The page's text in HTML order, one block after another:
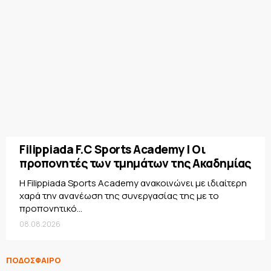
Filippiada F.C Sports Academy | Οι
προπονητές των τμημάτων της Ακαδημίας
Η Filippiada Sports Academy ανακοινώνει με ιδιαίτερη
χαρά την ανανέωση της συνεργασίας της με το
προπονητικό...
08.08.2026
ΠΟΔΟΣΦΑΙΡΟ